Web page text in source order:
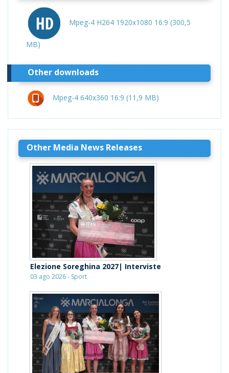
Mpeg-4 H264 1920x1080 16:9 (300,5
MB)
Other downloads
Mpeg-4 640x360 16:9 (11,9 MB)
Other Media News Releases
Elezione Soreghina 2027| Interviste
03 ago 2026 - Sport